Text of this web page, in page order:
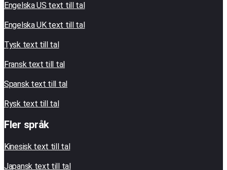
Engelska US text till tal
Engelska UK text till tal
Tysk text till tal
Fransk text till tal
Spansk text till tal
Rysk text till tal
Fler språk
Kinesisk text till tal
Japansk text till tal